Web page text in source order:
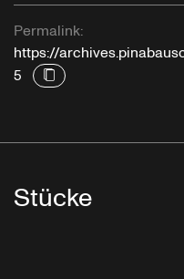
Permalink:
https://
5
Stücke